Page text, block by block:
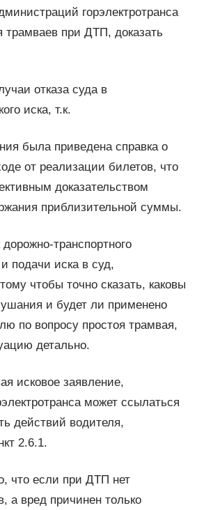
горэлектротранса
трамваев при ДТП, доказать
отказа суда в
иска, т.к.
была приведена справка о
от реализации билетов, что
доказательством
приблизительной суммы.
транспортного
подачи иска в суд,
чтобы точно сказать, каковы
и будет ли применено
по вопросу простоя трамвая,
детально.
исковое заявление,
может ссылаться
действий водителя,
2.6.1.
что если при ДТП нет
а вред причинен только